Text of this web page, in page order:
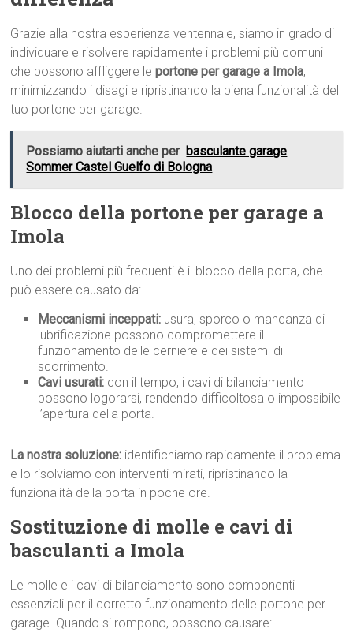
Grazie alla nostra esperienza ventennale, siamo in grado di
individuare e risolvere rapidamente i problemi più comuni
che possono affliggere leportone per garage a Imola,
minimizzando i disagi e ripristinando la piena funzionalità del
tuo portone per garage.
Possiamo aiutarti anche per basculante garage
Sommer Castel Guelfo di Bologna
Blocco della portone per garage a
Imola
Uno dei problemi più frequenti è il blocco della porta, che
può essere causato da:
Meccanismi inceppati: usura, sporco o mancanza di
lubrificazione possono compromettere il
funzionamento delle cerniere e dei sistemi di
scorrimento.
Cavi usurati: con il tempo, i cavi di bilanciamento
possono logorarsi, rendendo difficoltosa o impossibile
l’apertura della porta.
La nostra soluzione: identifichiamo rapidamente il problema
e lo risolviamo con interventi mirati, ripristinando la
funzionalità della porta in poche ore.
Sostituzione di molle e cavi di
basculanti a Imola
Le molle e i cavi di bilanciamento sono componenti
essenziali per il corretto funzionamento delle portone per
garage. Quando si rompono, possono causare: